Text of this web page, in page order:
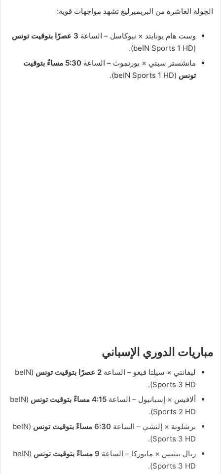
الجولة العاشرة من البريميرليغ تشهد مواجهات قوية:
وست هام يونايتد × نيوكاسل – الساعة 3 عصرًا بتوقيت تونس
(beIN Sports 1 HD).
مانشستر سيتي × بورنموث – الساعة
5:30 مساءً بتوقيت
تونس (beIN Sports 1 HD).
مباريات الدوري الإسباني
ليفانتي × سيلتا فيغو – الساعة 2 عصرًا بتوقيت تونس
(beIN
Sports 3 HD).
ألافيس × إسبانيول – الساعة 4:15 مساءً بتوقيت تونس
(beIN
Sports 2 HD).
برشلونة × إلتشي – الساعة 6:30 مساءً بتوقيت تونس
(beIN
Sports 3 HD).
ريال بيتيس × مايوركا – الساعة 9 مساءً بتوقيت تونس
(beIN
Sports 3 HD).